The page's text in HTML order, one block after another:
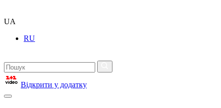
UA
RU
Відкрити у додатку